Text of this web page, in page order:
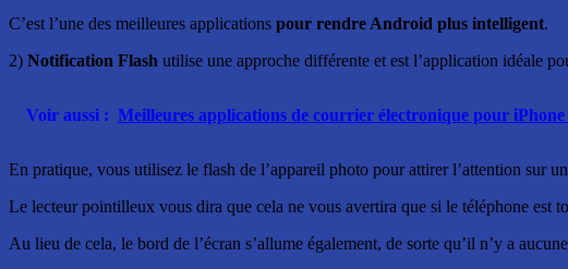
C’est l’une des meilleures applications pour rendre Android plus intelligent.
2) Notification Flash utilise une approche différente et est l’application idéale
Voir aussi : Meilleures applications de courrier électronique pour
En pratique, vous utilisez le flash de l’appareil photo pour attirer l’attention sur
Le lecteur pointilleux vous dira que cela ne vous avertira que si le téléphone est
Au lieu de cela, le bord de l’écran s’allume également, de sorte qu’il n’y a